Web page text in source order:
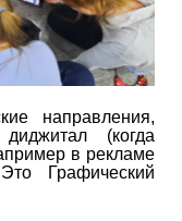
направления,
(когда
в рекламе
Графический